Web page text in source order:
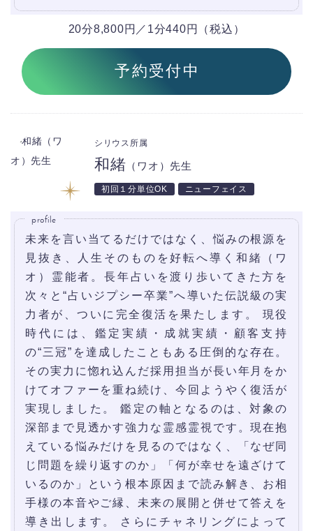
20分8,800円／1分440円（税込）
予約受付中
和緒 （ワオ）先生
シリウス所属
初回１分単位OK ニューフェイス
profile
未来を言い当てるだけではなく、悩みの根源を
見抜き、人生そのものを好転へ導く和緒（ワ
オ）霊能者。長年占いを渡り歩いてきた方を
次々と“占いジプシー卒業”へ導いた伝説級の実
力者が、ついに完全復活を果たします。 現役
時代には、鑑定実績・成就実績・顧客支持
の“三冠”を達成したこともある圧倒的な存在。
その実力に惚れ込んだ採用担当が長い年月をか
けてオファーを重ね続け、今回ようやく復活が
実現しました。 鑑定の軸となるのは、対象の
深部まで見透かす強力な霊感霊視です。現在抱
えている悩みだけを見るのではなく、「なぜ同
じ問題を繰り返すのか」「何が幸せを遠ざけて
いるのか」という根本原因まで読み解き、お相
手様の本音やご縁、未来の展開と併せて答えを
導き出します。 さらにチャネリングによって